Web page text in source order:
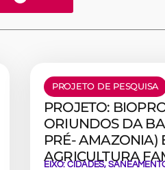
PROJETO DE PESQUISA
PROJETO:
ORIUNDOS DA
PRÉ- AMAZONIA)
AGRICULTURA
EIXO:CIDADES,